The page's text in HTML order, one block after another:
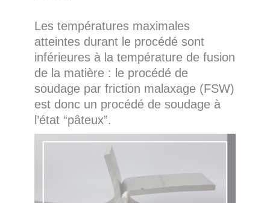
Les températures maximales
atteintes durant le procédé sont
inférieures à la température de fusion
de la matière : le procédé de
soudage par friction malaxage (FSW)
est donc un procédé de soudage à
l’état “pâteux”.